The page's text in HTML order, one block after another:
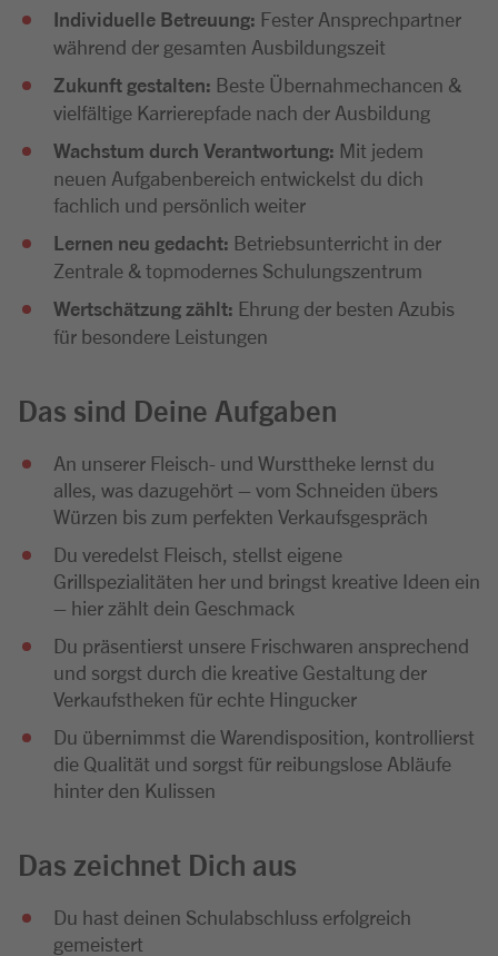
Individuelle Betreuung: Fester Ansprechpartner
während der gesamten Ausbildungszeit
Zukunft gestalten: Beste Übernahmechancen &
vielfältige Karrierepfade nach der Ausbildung
Wachstum durch Verantwortung: Mit jedem
neuen Aufgabenbereich entwickelst du dich
fachlich und persönlich weiter
Lernen neu gedacht: Betriebsunterricht in der
Zentrale & topmodernes Schulungszentrum
Wertschätzung zählt: Ehrung der besten Azubis
für besondere Leistungen
Das sind Deine Aufgaben
An unserer Fleisch- und Wursttheke lernst du
alles, was dazugehört – vom Schneiden übers
Würzen bis zum perfekten Verkaufsgespräch
Du veredelst Fleisch, stellst eigene
Grillspezialitäten her und bringst kreative Ideen ein
– hier zählt dein Geschmack
Du präsentierst unsere Frischwaren ansprechend
und sorgst durch die kreative Gestaltung der
Verkaufstheken für echte Hingucker
Du übernimmst die Warendisposition, kontrollierst
die Qualität und sorgst für reibungslose Abläufe
hinter den Kulissen
Das zeichnet Dich aus
Du hast deinen Schulabschluss erfolgreich
gemeistert